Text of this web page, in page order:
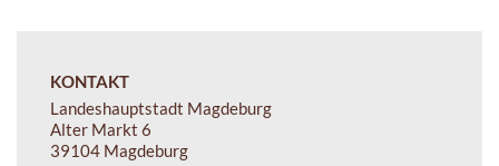
KONTAKT
Landeshauptstadt Magdeburg
Alter Markt 6
39104 Magdeburg